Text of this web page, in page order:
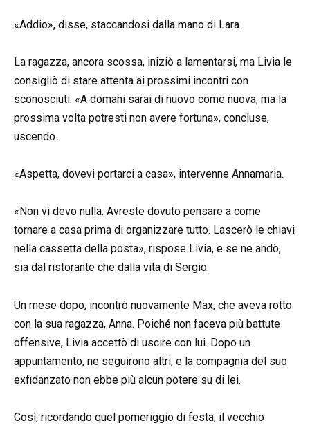
«Addio», disse, staccandosi dalla mano di Lara.
La ragazza, ancora scossa, iniziò a lamentarsi, ma Livia le
consigliò di stare attenta ai prossimi incontri con
sconosciuti. «A domani sarai di nuovo come nuova, ma la
prossima volta potresti non avere fortuna», concluse,
uscendo.
«Aspetta, dovevi portarci a casa», intervenne Annamaria.
«Non vi devo nulla. Avreste dovuto pensare a come
tornare a casa prima di organizzare tutto. Lascerò le chiavi
nella cassetta della posta», rispose Livia, e se ne andò,
sia dal ristorante che dalla vita di Sergio.
Un mese dopo, incontrò nuovamente Max, che aveva rotto
con la sua ragazza, Anna. Poiché non faceva più battute
offensive, Livia accettò di uscire con lui. Dopo un
appuntamento, ne seguirono altri, e la compagnia del suo
exfidanzato non ebbe più alcun potere su di lei.
Così, ricordando quel pomeriggio di festa, il vecchio